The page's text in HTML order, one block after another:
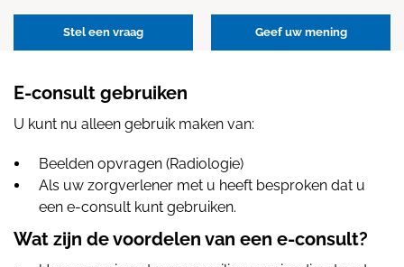
Stel een vraag Geef uw mening
E-consult gebruiken
U kunt nu alleen gebruik maken van:
Beelden opvragen (Radiologie)
Als uw zorgverlener met u heeft besproken dat u
een e-consult kunt gebruiken.
Wat zijn de voordelen van een e-consult?